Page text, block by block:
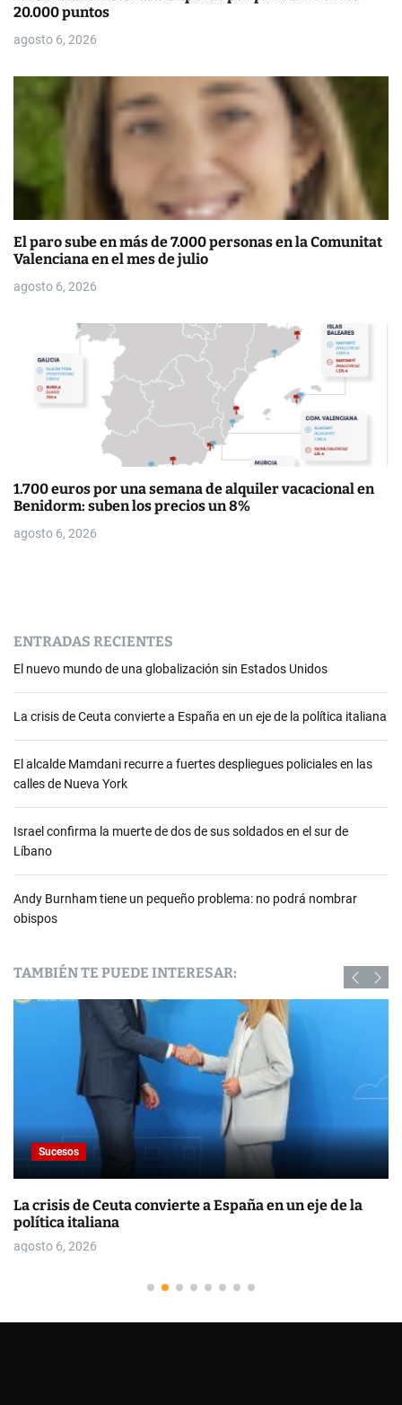
d
a
20.000 puntos
agosto 6, 2026
El paro sube en más de 7.000 personas en la Comunitat
Valenciana en el mes de julio
agosto 6, 2026
1.700 euros por una semana de alquiler vacacional en
Benidorm: suben los precios un 8%
agosto 6, 2026
ENTRADAS RECIENTES
El nuevo mundo de una globalización sin Estados Unidos
La crisis de Ceuta convierte a España en un eje de la política italiana
El alcalde Mamdani recurre a fuertes despliegues policiales en las
calles de Nueva York
Israel confirma la muerte de dos de sus soldados en el sur de
Líbano
Andy Burnham tiene un pequeño problema: no podrá nombrar
obispos
TAMBIÉN TE PUEDE INTERESAR:
Sucesos
La crisis de Ceuta convierte a España en un eje de la
política italiana
agosto 6, 2026